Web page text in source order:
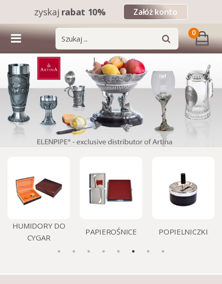
zyskaj rabat 10% Załóż konto
0
HUMIDORY DO
CYGAR
PAPIEROŚNICE POPIELNICZKI